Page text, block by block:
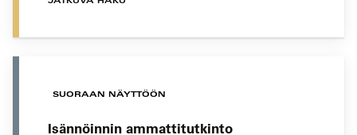
SUORAAN NÄYTTÖÖN
Isännöinnin ammattitutkinto